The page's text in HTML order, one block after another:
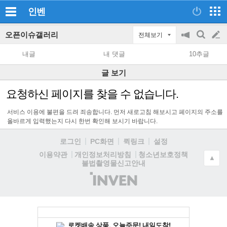
인벤
오픈이슈갤러리 전체보기
공
지
on/off
검
색
글
쓰
기
내글 내 댓글 10추글
글 보기
요청하신 페이지를 찾을 수 없습니다.
서비스 이용에 불편을 드려 죄송합니다. 먼저 새로고침 해보시고 페이지의 주소를
올바르게 입력했는지 다시 한번 확인해 보시기 바랍니다.
로그인 PC화면 퀵링크
설정
이용약관
개인정보처리방침
청소년보호정책
불법촬영물신고안내
(주)
인
▲